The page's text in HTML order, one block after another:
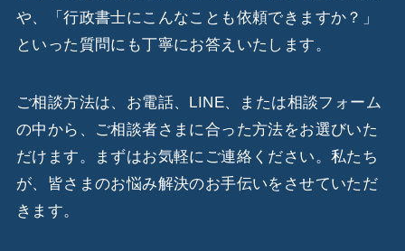
や、「行政書士にこんなことも依頼できますか？」
といった質問にも丁寧にお答えいたします。
ご相談方法は、お電話、LINE、または相談フォーム
の中から、ご相談者さまに合った方法をお選びいた
だけます。まずはお気軽にご連絡ください。私たち
が、皆さまのお悩み解決のお手伝いをさせていただ
きます。